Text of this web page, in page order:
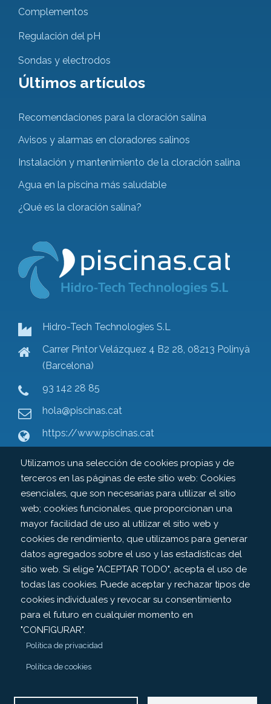
Complementos
Regulación del pH
Sondas y electrodos
Últimos artículos
Recomendaciones para la cloración salina
Avisos y alarmas en cloradores salinos
Instalación y mantenimiento de la cloración salina
Agua en la piscina más saludable
¿Qué es la cloración salina?
Hidro-Tech Technologies S.L
Carrer Pintor Velázquez 4 B2 28, 08213 Polinyà
(Barcelona)
93 142 28 85
hola@piscinas.cat
https://www.piscinas.cat
Contacto
Utilizamos una selección de cookies propias y de
terceros en las páginas de este sitio web: Cookies
esenciales, que son necesarias para utilizar el sitio
web; cookies funcionales, que proporcionan una
mayor facilidad de uso al utilizar el sitio web y
cookies de rendimiento, que utilizamos para generar
datos agregados sobre el uso y las estadísticas del
sitio web. Si elige "ACEPTAR TODO", acepta el uso de
todas las cookies. Puede aceptar y rechazar tipos de
cookies individuales y revocar su consentimiento
para el futuro en cualquier momento en
"CONFIGURAR".
Política de privacidad
Política de cookies
Legal
Aviso legal Política de cookies
Política de privacidad
©Copyright 2022. Todos los derechos reservados.
with
byPiscinas.cat